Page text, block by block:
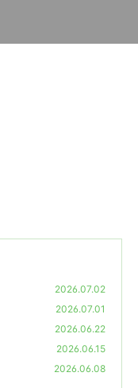
2026.07.02
2026.07.01
2026.06.22
2026.06.15
2026.06.08